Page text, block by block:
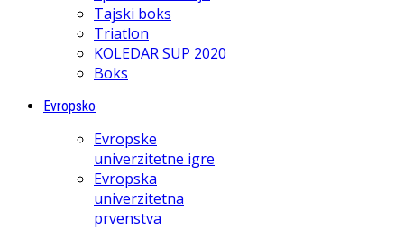
Tajski boks
Triatlon
KOLEDAR SUP 2020
Boks
Evropsko
Evropske
univerzitetne igre
Evropska
univerzitetna
prvenstva